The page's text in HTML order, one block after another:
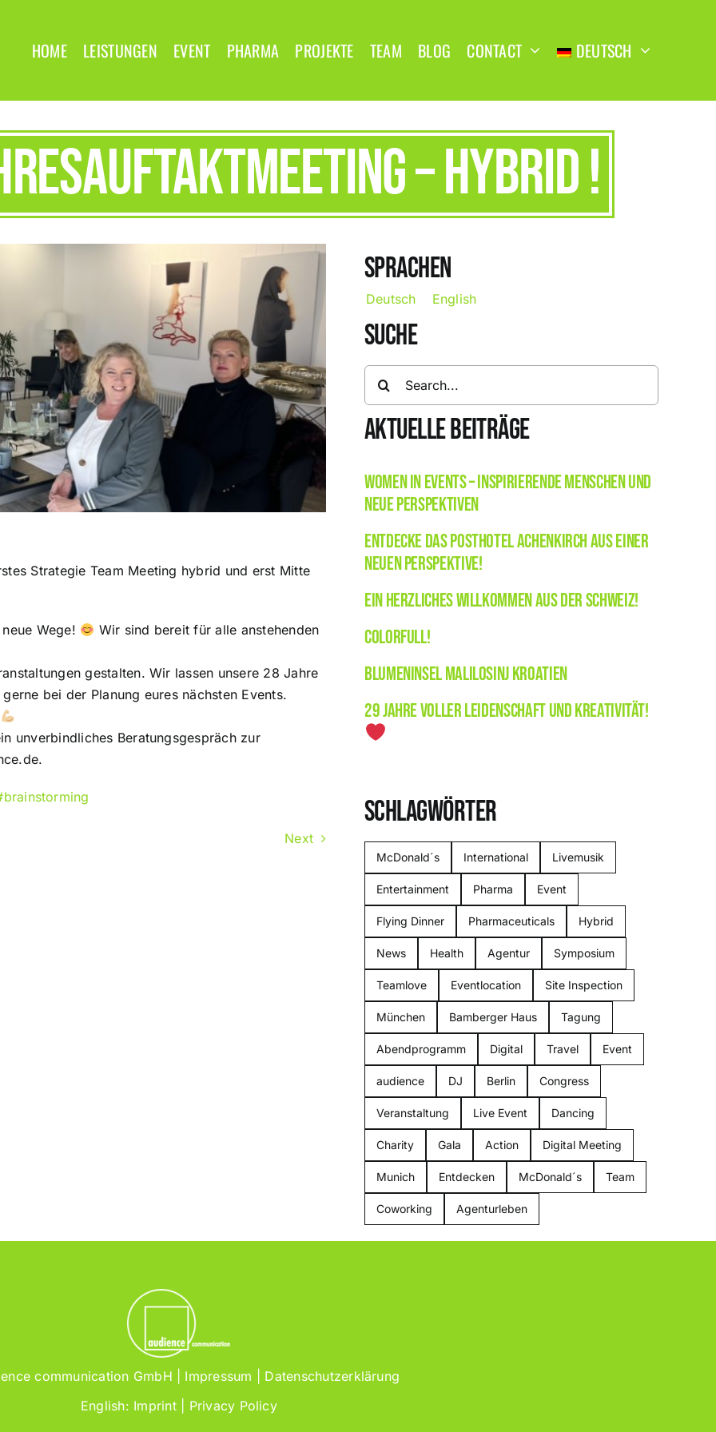
HOME LEISTUNGEN EVENT PHARMA PROJEKTE TEAM BLOG CONTACT DEUTSCH
– HYBRID !
Strategie Team Meeting hybrid und erst Mitte
Wege!
Wir sind bereit für alle anstehenden
gestalten. Wir lassen unsere 28 Jahre
bei der Planung eures nächsten Events.
unverbindliches Beratungsgespräch zur
Next
SPRACHEN
Deutsch English
SUCHE
Search
AKTUELLE BEITRÄGE
Women in Events – Inspirierende Menschen und
neue Perspektiven
Entdecke das Posthotel Achenkirch aus einer
neuen Perspektive!
Ein herzliches Willkommen aus der Schweiz!
Colorfull!
Blumeninsel Malilosinj Kroatien
29 Jahre voller Leidenschaft und Kreativität!
SCHLAGWÖRTER
McDonald´s International Livemusik
Entertainment Pharma Event
Flying Dinner Pharmaceuticals Hybrid
News Health Agentur Symposium
Teamlove Eventlocation Site Inspection
München Bamberger Haus Tagung
Abendprogramm Digital Travel Event
audience DJ Berlin Congress
Veranstaltung Live Event Dancing
Charity Gala Action Digital Meeting
Munich Entdecken McDonald´s Team
Coworking Agenturleben
communication GmbH | Impressum
Datenschutzerklärung
English: Imprint| Privacy Policy